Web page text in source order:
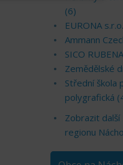
(6)
EURONA
Ammann
SICO
Zemědělské
Střední škola
polygrafická
Zobrazit
regionu